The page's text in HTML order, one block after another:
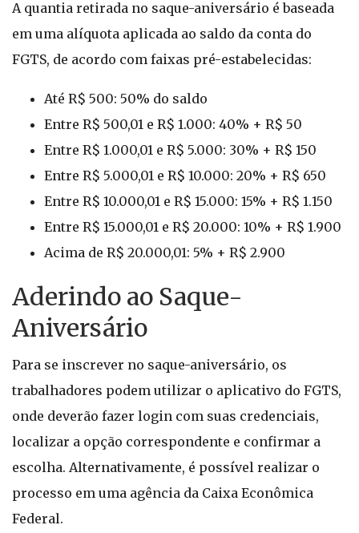
A quantia retirada no saque-aniversário é baseada
em uma alíquota aplicada ao saldo da conta do
FGTS, de acordo com faixas pré-estabelecidas:
Até R$ 500: 50% do saldo
Entre R$ 500,01 e R$ 1.000: 40% + R$ 50
Entre R$ 1.000,01 e R$ 5.000: 30% + R$ 150
Entre R$ 5.000,01 e R$ 10.000: 20% + R$ 650
Entre R$ 10.000,01 e R$ 15.000: 15% + R$ 1.150
Entre R$ 15.000,01 e R$ 20.000: 10% + R$ 1.900
Acima de R$ 20.000,01: 5% + R$ 2.900
Aderindo ao Saque-
Aniversário
Para se inscrever no saque-aniversário, os
trabalhadores podem utilizar o aplicativo do FGTS,
onde deverão fazer login com suas credenciais,
localizar a opção correspondente e confirmar a
escolha. Alternativamente, é possível realizar o
processo em uma agência da Caixa Econômica
Federal.